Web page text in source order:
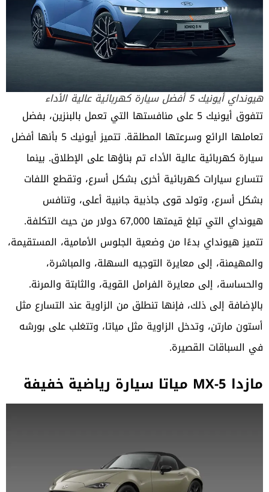
هيونداي أيونيك 5 أفضل سيارة كهربائية عالية الأداء
تتفوق أيونيك 5 على منافستها التي تعمل بالبنزين، بفضل
تعاملها الرائع وسرعتها المطلقة. تتميز أيونيك 5 بأنها أفضل
سيارة كهربائية عالية الأداء تم بناؤها على الإطلاق. بينما
تتسارع سيارات كهربائية أخرى بشكل أسرع، وتقطع اللفات
بشكل أسرع، وتولد قوى جاذبية جانبية أعلى، وتنافس
هيونداي التي تبلغ قيمتها 67,000 دولار من حيث التكلفة.
تتميز هيونداي بدءًا من وضعية الجلوس الأمامية، المستقيمة،
والمهيمنة، إلى معايرة التوجيه السهلة، والمباشرة،
والحساسة، إلى معايرة الفرامل القوية، والثابتة والمرنة.
بالإضافة إلى ذلك، فإنها تنطلق من الزاوية عند التسارع مثل
أستون مارتن، وتدخل الزاوية مثل مياتا، وتتغلب على بورشه
في السباقات القصيرة.
مازدا MX-5 مياتا سيارة رياضية خفيفة